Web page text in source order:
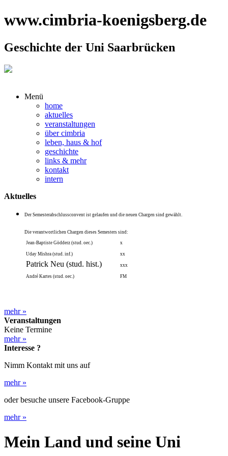
www.cimbria-koenigsberg.de
Geschichte der Uni Saarbrücken
Menü
home
aktuelles
veranstaltungen
über cimbria
leben, haus & hof
geschichte
links & mehr
kontakt
intern
Aktuelles
Der Semesterabschlussconvent ist gelaufen und die neuen Chargen sind gewählt.
Die verantwortlichen Chargen dieses Semesters sind:
Jean-Baptiste Gödderz (stud. oec.) x
Uday Mishra (stud. inf.) xx
Patrick Neu (stud. hist.) xxx
André Kartes (stud. oec.) FM
mehr»
Veranstaltungen
Keine Termine
mehr»
Interesse ?
Nimm Kontakt mit uns auf
mehr»
oder besuche unsere Facebook-Gruppe
mehr»
Mein Land und seine Uni